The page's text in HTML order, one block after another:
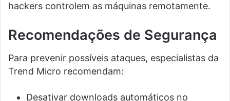
hackers controlem as máquinas remotamente.
Recomendações de Segurança
Para prevenir possíveis ataques, especialistas da
Trend Micro recomendam:
Desativar downloads automáticos no